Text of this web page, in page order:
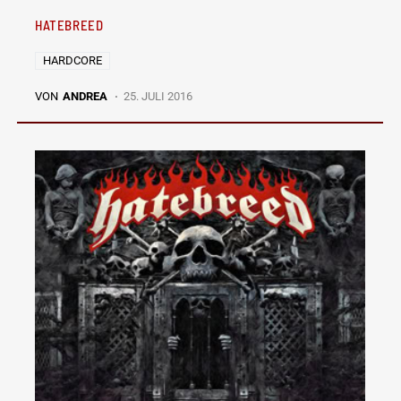
HATEBREED
HARDCORE
VON ANDREA 25. JULI 2016